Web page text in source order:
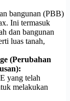
bangunan (PBB)
Ini termasuk
dan bangunan
luas tanah,
(Perubahan
yang telah
melakukan